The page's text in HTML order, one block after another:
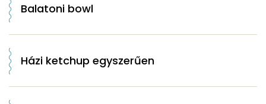
Balatoni bowl
Házi ketchup egyszerűen